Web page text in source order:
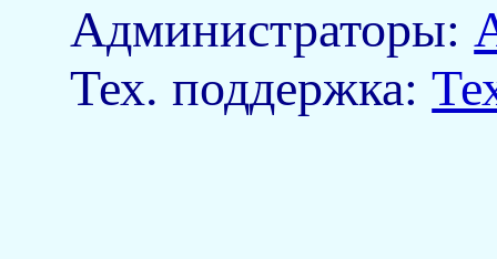
Aдминистраторы:
Тех. поддержка: